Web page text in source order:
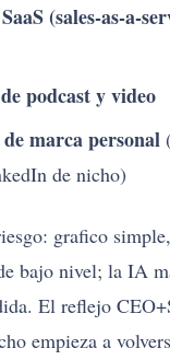
(sales-as-a-
podcast y video
marca personal
de nicho)
grafico
bajo nivel; la IA
El reflejo
empieza a